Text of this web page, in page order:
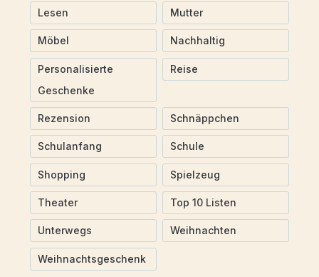
Lesen Mutter
Möbel Nachhaltig
Personalisierte
Geschenke
Reise
Rezension Schnäppchen
Schulanfang Schule
Shopping Spielzeug
Theater Top 10 Listen
Unterwegs Weihnachten
Weihnachtsgeschenk